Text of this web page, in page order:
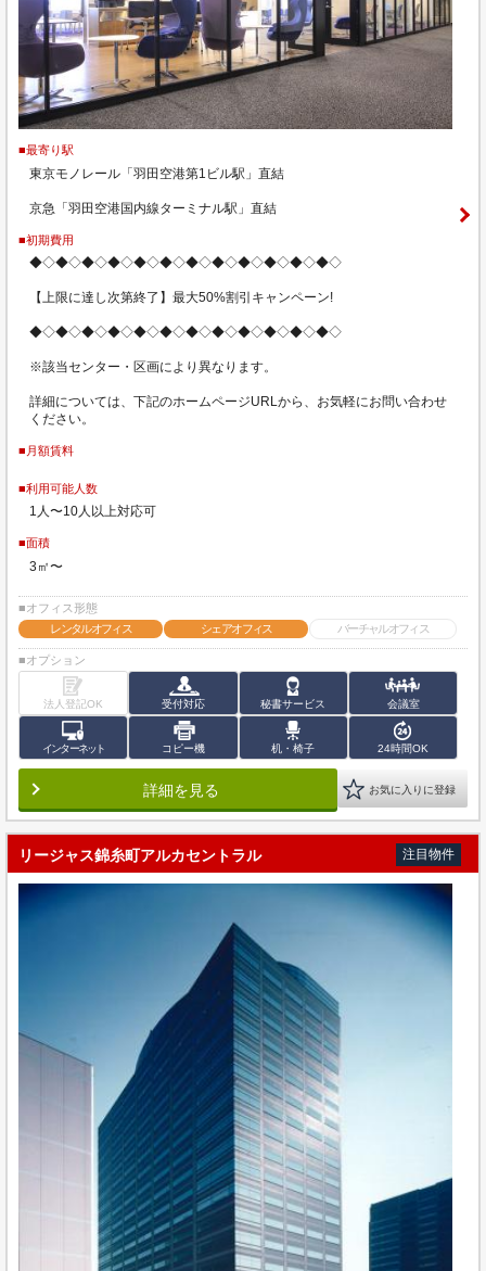
■最寄り駅
東京モノレール「羽田空港第1ビル駅」直結
京急「羽田空港国内線ターミナル駅」直結
■初期費用
◆◇◆◇◆◇◆◇◆◇◆◇◆◇◆◇◆◇◆◇◆◇◆◇
【上限に達し次第終了】最大50%割引キャンペーン!
◆◇◆◇◆◇◆◇◆◇◆◇◆◇◆◇◆◇◆◇◆◇◆◇
※該当センター・区画により異なります。
詳細については、下記のホームページURLから、お気軽にお問い合わせ
ください。
■月額賃料
■利用可能人数
1人〜10人以上対応可
■面積
3㎡〜
■オフィス形態
レンタルオフィス
シェアオフィス バーチャルオフィス
■オプション
法人登記OK 受付対応 秘書サービス 会議室
インターネット コピー機 机・椅子 24時間OK
詳細を見る お気に入りに登録
リージャス錦糸町アルカセントラル 注目物件